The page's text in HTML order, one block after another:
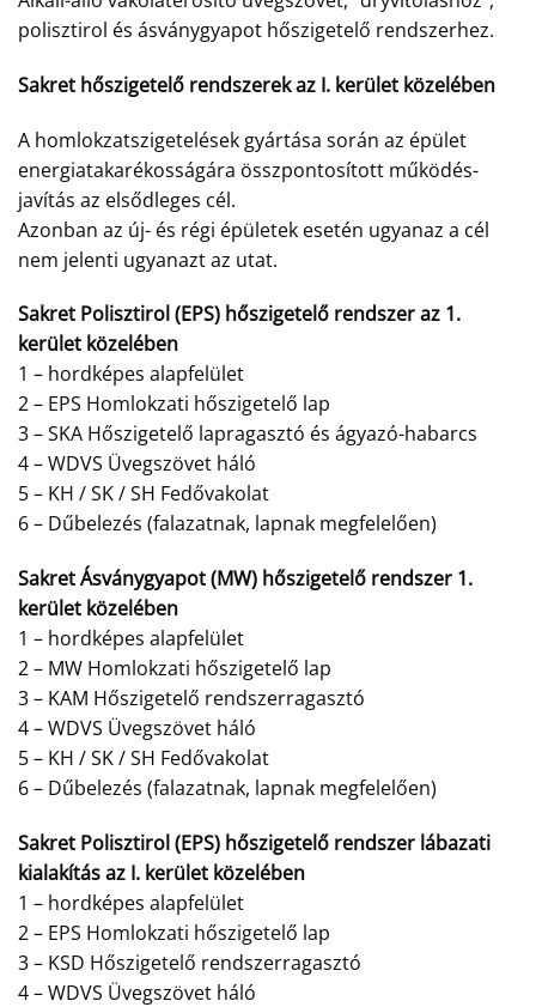
polisztirol és ásványgyapot hőszigetelő rendszerhez.
Sakret hőszigetelő rendszerek az I. kerület közelében
A homlokzatszigetelések gyártása során az épület
energiatakarékosságára összpontosított működés-
javítás az elsődleges cél.
Azonban az új- és régi épületek esetén ugyanaz a cél
nem jelenti ugyanazt az utat.
Sakret Polisztirol (EPS) hőszigetelő rendszer az 1.
kerület közelében
1 – hordképes alapfelület
2 – EPS Homlokzati hőszigetelő lap
3 – SKA Hőszigetelő lapragasztó és ágyazó-habarcs
4 – WDVS Üvegszövet háló
5 – KH / SK / SH Fedővakolat
6 – Dűbelezés (falazatnak, lapnak megfelelően)
Sakret Ásványgyapot (MW) hőszigetelő rendszer 1.
kerület közelében
1 – hordképes alapfelület
2 – MW Homlokzati hőszigetelő lap
3 – KAM Hőszigetelő rendszerragasztó
4 – WDVS Üvegszövet háló
5 – KH / SK / SH Fedővakolat
6 – Dűbelezés (falazatnak, lapnak megfelelően)
Sakret Polisztirol (EPS) hőszigetelő rendszer lábazati
kialakítás az I. kerület közelében
1 – hordképes alapfelület
2 – EPS Homlokzati hőszigetelő lap
3 – KSD Hőszigetelő rendszerragasztó
4 – WDVS Üvegszövet háló